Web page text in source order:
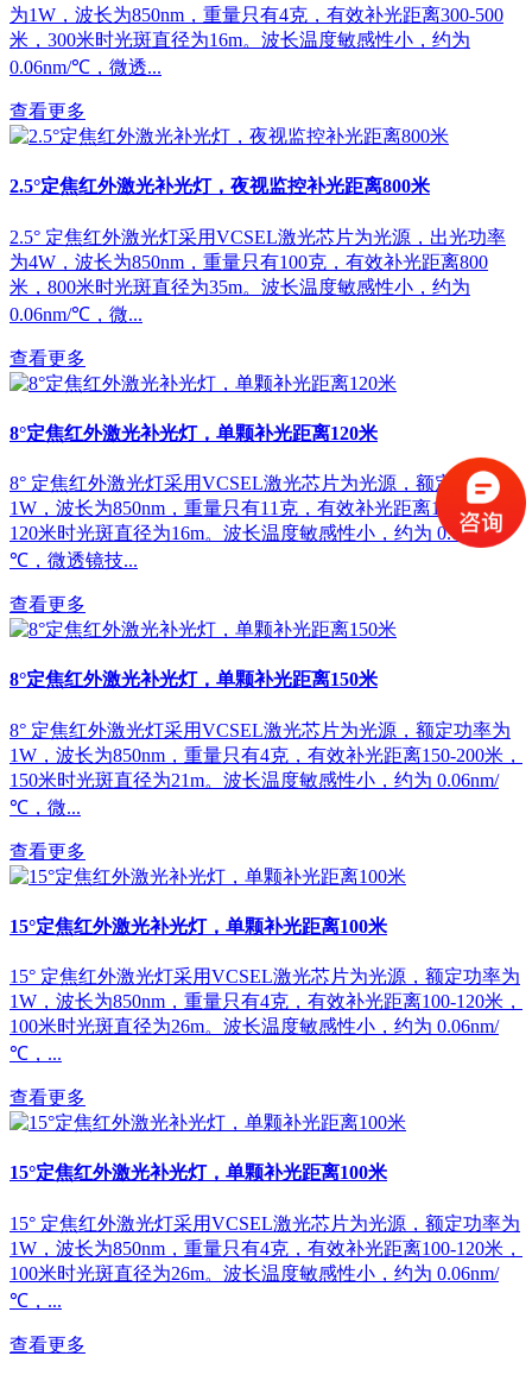
为1W，波长为850nm，重量只有4克，有效补光距离300-500
米，300米时光斑直径为16m。波长温度敏感性小，约为
0.06nm/℃，微透...
查看更多
2.5°定焦红外激光补光灯，夜视监控补光距离800米
2.5° 定焦红外激光灯采用VCSEL激光芯片为光源，出光功率
为4W，波长为850nm，重量只有100克，有效补光距离800
米，800米时光斑直径为35m。波长温度敏感性小，约为
0.06nm/℃，微...
查看更多
8°定焦红外激光补光灯，单颗补光距离120米
8° 定焦红外激光灯采用VCSEL激光芯片为光源，额定功率为
1W，波长为850nm，重量只有11克，有效补光距离120米，
120米时光斑直径为16m。波长温度敏感性小，约为 0.06nm/
℃，微透镜技...
查看更多
8°定焦红外激光补光灯，单颗补光距离150米
8° 定焦红外激光灯采用VCSEL激光芯片为光源，额定功率为
1W，波长为850nm，重量只有4克，有效补光距离150-200米，
150米时光斑直径为21m。波长温度敏感性小，约为 0.06nm/
℃，微...
查看更多
15°定焦红外激光补光灯，单颗补光距离100米
15° 定焦红外激光灯采用VCSEL激光芯片为光源，额定功率为
1W，波长为850nm，重量只有4克，有效补光距离100-120米，
100米时光斑直径为26m。波长温度敏感性小，约为 0.06nm/
℃，...
查看更多
15°定焦红外激光补光灯，单颗补光距离100米
15° 定焦红外激光灯采用VCSEL激光芯片为光源，额定功率为
1W，波长为850nm，重量只有4克，有效补光距离100-120米，
100米时光斑直径为26m。波长温度敏感性小，约为 0.06nm/
℃，...
查看更多